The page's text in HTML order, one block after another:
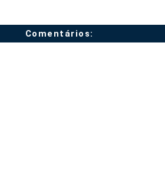
Comentários: